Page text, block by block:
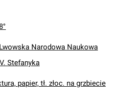
Lwowska Narodowa Naukowa
Stefanyka
papier, tł. złoc. na grzbiecie